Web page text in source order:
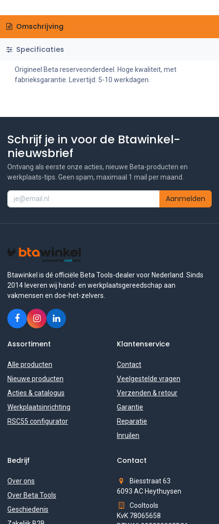
Omschrijving
Specificaties
Origineel Beta reserveonderdeel. Hoge kwaliteit, met
fabrieksgarantie. Levertijd: 5-10 werkdagen.
Schrijf je in voor de Btawinkel-
nieuwsbrief
Ontvang als eerste onze acties, nieuwe Beta-producten en
werkplaats-tips. Geen spam, maximaal 1 mail per maand.
Aanmelden
Btawinkel is dé officiële Beta Tools-dealer voor Nederland. Sinds
2014 leveren wij hand- en werkplaatsgereedschap aan
vakmensen en doe-het-zelvers.
Assortiment
Alle producten
Nieuwe producten
Acties & catalogus
Werkplaatsinrichting
RSC55 configurator
Klantenservice
Contact
Veelgestelde vragen
Verzenden & retour
Garantie
Reparatie
Inruilen
Bedrijf
Over ons
Over Beta Tools
Geschiedenis
Contact
Biesstraat 63
6093 AC Heythuysen
Cooltools
KvK 78065658